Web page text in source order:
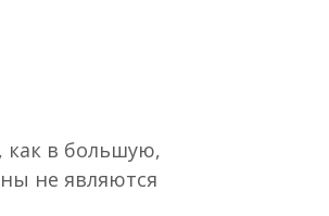
как в большую,
не являются